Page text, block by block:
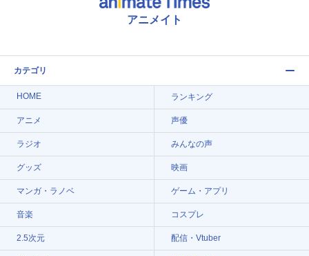
アニメイト
カテゴリ
HOME ランキング
アニメ 声優
ラジオ みんなの声
グッズ 映画
マンガ・ラノベ ゲーム・アプリ
音楽 コスプレ
2.5次元 配信・Vtuber